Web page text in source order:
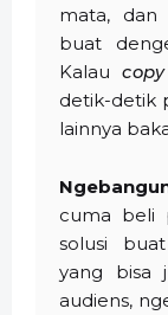
mata, dan
buat
Kalau copy
detik-detik
lainnya
cuma beli
solusi
yang bisa
audiens,